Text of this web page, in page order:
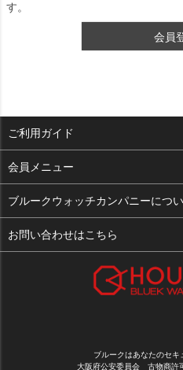
す。
会員
ご利用ガイド
よくある質問
支払い・送料
修理依頼
会員メニュー
ログイン
お気に入り
ブルークウォッチカンパニーにつ
会社概要
お問い合わせはこちら
ブルークはあなたのセ
大阪府公安委員会 古物商